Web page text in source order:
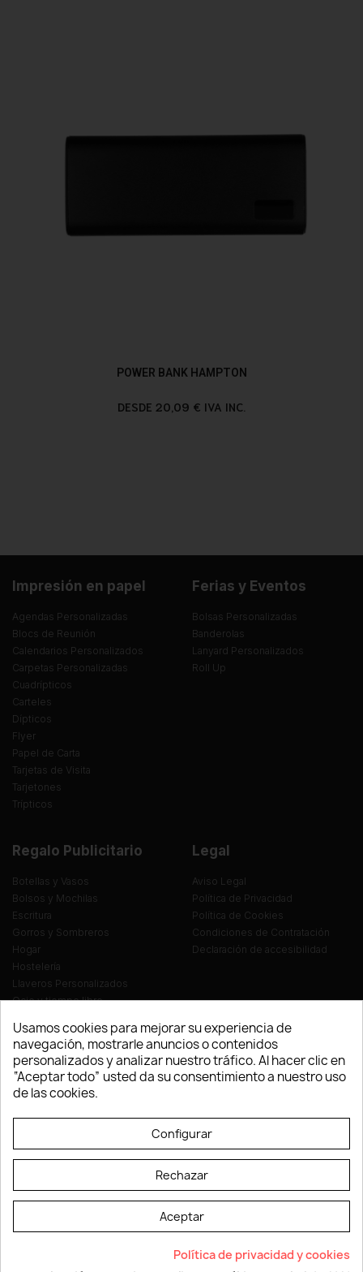
POWER BANK HAMPTON
DESDE 20,09 € IVA INC.
Impresión en papel
Agendas Personalizadas
Blocs de Reunión
Calendarios Personalizados
Carpetas Personalizadas
Cuadrípticos
Carteles
Dípticos
Flyer
Papel de Carta
Tarjetas de Visita
Tarjetones
Trípticos
Ferias y Eventos
Bolsas Personalizadas
Banderolas
Lanyard Personalizados
Roll Up
Regalo Publicitario
Botellas y Vasos
Bolsos y Mochilas
Escritura
Gorros y Sombreros
Hogar
Hostelería
Llaveros Personalizados
Ocio y tiempo libre
Ropa y Textil
Tecnología
Verano y playa
Vestuario laboral
Legal
Aviso Legal
Política de Privacidad
Política de Cookies
Condiciones de Contratación
Declaración de accesibilidad
© LEVELPRINT - 2026
La página dispone de código accesible según las normas dictadas por la
W3C
Usamos cookies para mejorar su experiencia de
navegación, mostrarle anuncios o contenidos
personalizados y analizar nuestro tráfico. Al hacer clic en
“Aceptar todo” usted da su consentimiento a nuestro uso
de las cookies.
Configurar
Rechazar
Aceptar
Política de privacidad y cookies